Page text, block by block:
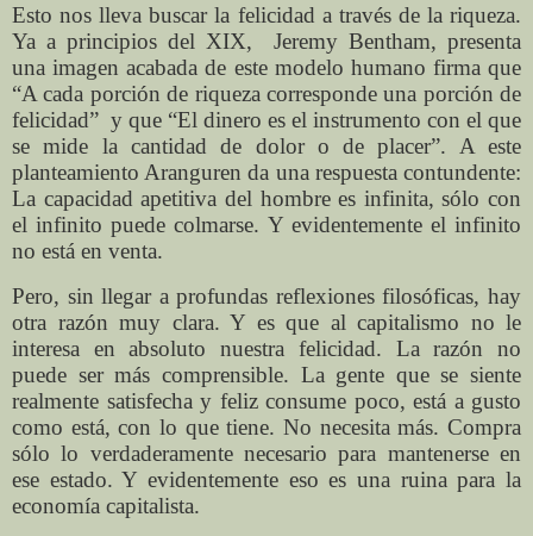
Esto nos lleva buscar la felicidad a través de la riqueza.
Ya a principios del XIX,
Jeremy Bentham, presenta
una imagen acabada de este modelo humano firma que
“A cada porción de riqueza corresponde una porción de
felicidad” y que “El dinero es el instrumento con el que
se mide la cantidad de dolor o de placer”. A este
planteamiento Aranguren da una respuesta contundente:
La capacidad apetitiva del hombre es infinita, sólo con
el infinito puede colmarse. Y evidentemente el infinito
no está en venta.
Pero, sin llegar a profundas reflexiones filosóficas, hay
otra razón muy clara. Y es que al capitalismo no le
interesa en absoluto nuestra felicidad. La razón no
puede ser más comprensible. La gente que se siente
realmente satisfecha y feliz consume poco, está a gusto
como está, con lo que tiene. No necesita más. Compra
sólo lo verdaderamente necesario para mantenerse en
ese estado. Y evidentemente eso es una ruina para la
economía capitalista.